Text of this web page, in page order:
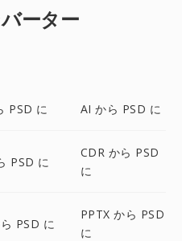
ーター
PSD に AI から PSD に
PSD に
CDR から PSD
に
PSD に
PPTX から PSD
に